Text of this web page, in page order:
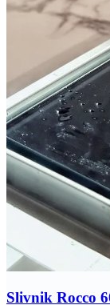
Slivnik Rocco